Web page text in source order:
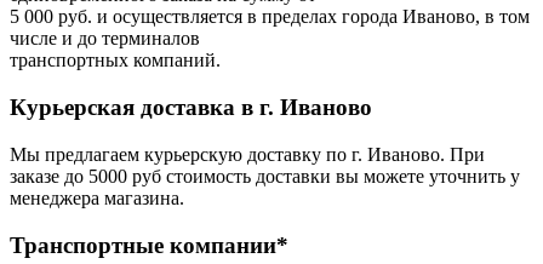
5 000 руб. и осуществляется в пределах города Иваново, в том
числе и до терминалов
транспортных компаний.
Курьерская доставка в г. Иваново
Мы предлагаем курьерскую доставку по г. Иваново. При
заказе до 5000 руб стоимость доставки вы можете уточнить у
менеджера магазина.
Транспортные компании*